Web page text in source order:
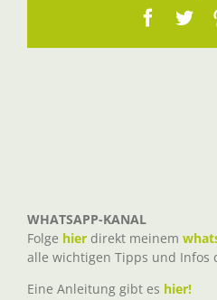
WHATSAPP-KANAL
Folge hier direkt meinem
alle wichtigen Tipps und Infos
Eine Anleitung gibt es hier!